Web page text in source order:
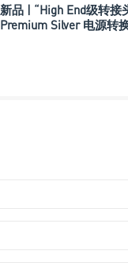
新品 | “High End级转接
Premium Silver 电源转